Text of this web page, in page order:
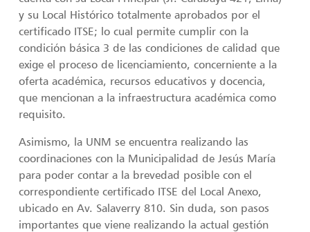
y su Local Histórico totalmente aprobados por el
certificado ITSE; lo cual permite cumplir con la
condición básica 3 de las condiciones de calidad que
exige el proceso de licenciamiento, concerniente a la
oferta académica, recursos educativos y docencia,
que mencionan a la infraestructura académica como
requisito.
Asimismo, la UNM se encuentra realizando las
coordinaciones con la Municipalidad de Jesús María
para poder contar a la brevedad posible con el
correspondiente certificado ITSE del Local Anexo,
ubicado en Av. Salaverry 810. Sin duda, son pasos
importantes que viene realizando la actual gestión